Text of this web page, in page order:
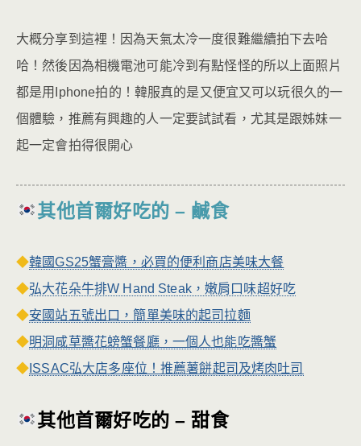
大概分享到這裡！因為天氣太冷一度很難繼續拍下去哈
哈！然後因為相機電池可能冷到有點怪怪的所以上面照片
都是用Iphone拍的！韓服真的是又便宜又可以玩很久的一
個體驗，推薦有興趣的人一定要試試看，尤其是跟姊妹一
起一定會拍得很開心
其他首爾好吃的 – 鹹食
◆韓國GS25蟹膏醬，必買的便利商店美味大餐
◆弘大花朵牛排W Hand Steak，嫩肩口味超好吃
◆安國站五號出口，簡單美味的起司拉麵
◆明洞咸草醬花螃蟹餐廳，一個人也能吃醬蟹
◆ ISSAC弘大店多座位！推薦薯餅起司及烤肉吐司
其他首爾好吃的 – 甜食